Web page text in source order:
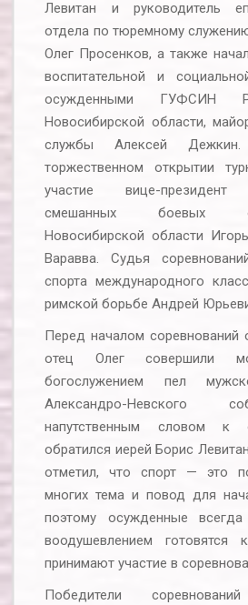
Левитан и руководитель
отдела по тюремному
Олег Просенков, а также
воспитательной и
осужденными ГУФСИН
Новосибирской области,
службы Алексей
торжественном открытии
участие вице-президент
смешанных боевых
Новосибирской области
Варавва. Судья
спорта международного
римской борьбе Андрей
Перед началом соревнований
отец Олег совершили
богослужением пел
Александро-Невского
напутственным словом к
обратился иерей Борис
отметил, что спорт — это
многих тема и повод для
поэтому осужденные
воодушевлением готовятся
принимают участие в
Победители